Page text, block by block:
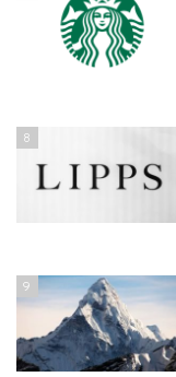
8
9